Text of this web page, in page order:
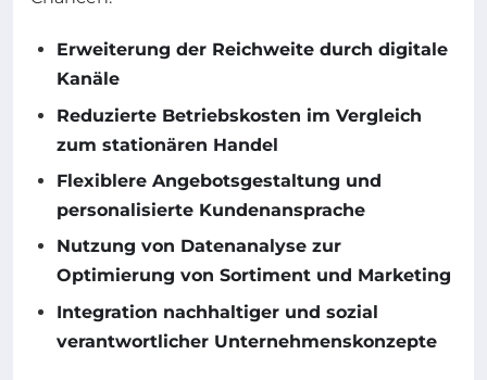
Erweiterung der Reichweite durch digitale
Kanäle
Reduzierte Betriebskosten im Vergleich
zum stationären Handel
Flexiblere Angebotsgestaltung und
personalisierte Kundenansprache
Nutzung von Datenanalyse zur
Optimierung von Sortiment und Marketing
Integration nachhaltiger und sozial
verantwortlicher Unternehmenskonzepte